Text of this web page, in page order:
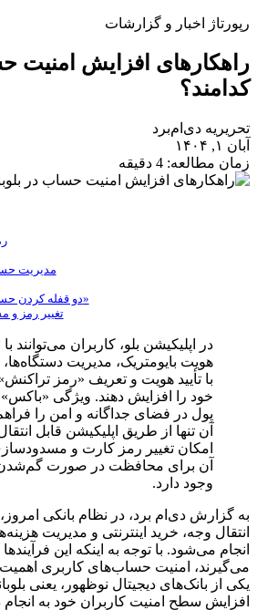
رپورتاژ اخبار و گزارشات
راهکارهای افزایش امنیت
کدامند؟
تحریریه دی‌ام‌برد
آبان ۱, ۱۴۰۴
زمان مطالعه: 4 دقیقه
مدیریت
دو قفله کردن حساب با «رمز تراکنش»
تغییر رمز و
در اپلیکیشن بلو، کاربران می‌توانند با
هویت بایومتریک، مدیریت دستگاه‌ها،
با تأیید هویت و تعریف «رمز
خود را افزایش دهند. ویژگی
پول در فضای جداگانه و امن را
آن تنها از طریق اپلیکیشن قابل
امکان تغییر رمز کارت و
آن برای محافظت در صورت
وجود دارد.
به گزارش دی‌ام برد، در نظام بانکی
انتقال وجه، خرید اینترنتی و مدیریت
انجام می‌شود. با توجه به اینکه این
می‌گیرند، امنیت حساب‌های کاربری
یکی از بانک‌های دیجیتال نوظهور، یعنی
افزایش سطح امنیت کاربران خود به